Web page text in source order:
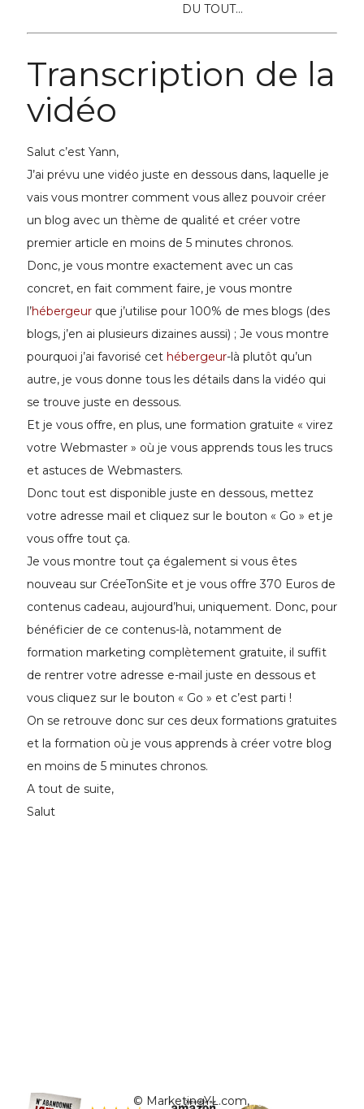
DU TOUT…
Transcription de la
vidéo
Salut c’est Yann,
J’ai prévu une vidéo juste en dessous dans, laquelle je
vais vous montrer comment vous allez pouvoir créer
un blog avec un thème de qualité et créer votre
premier article en moins de 5 minutes chronos.
Donc, je vous montre exactement avec un cas
concret, en fait comment faire, je vous montre
l’hébergeurque j’utilise pour 100% de mes blogs (des
blogs, j’en ai plusieurs dizaines aussi) ; Je vous montre
pourquoi j’ai favorisé cet hébergeur-là plutôt qu’un
autre, je vous donne tous les détails dans la vidéo qui
se trouve juste en dessous.
Et je vous offre, en plus, une formation gratuite « virez
votre Webmaster » où je vous apprends tous les trucs
et astuces de Webmasters.
Donc tout est disponible juste en dessous, mettez
votre adresse mail et cliquez sur le bouton « Go » et je
vous offre tout ça.
Je vous montre tout ça également si vous êtes
nouveau sur CréeTonSite et je vous offre 370 Euros de
contenus cadeau, aujourd’hui, uniquement. Donc, pour
bénéficier de ce contenus-là, notamment de
formation marketing complètement gratuite, il suffit
de rentrer votre adresse e-mail juste en dessous et
vous cliquez sur le bouton « Go » et c’est parti !
On se retrouve donc sur ces deux formations gratuites
et la formation où je vous apprends à créer votre blog
en moins de 5 minutes chronos.
A tout de suite,
Salut
© MarketingYL.com,Qui est Yann